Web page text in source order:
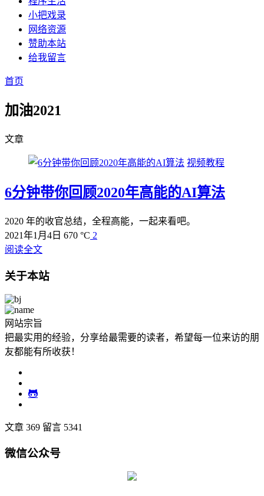
小把戏录
网络资源
赞助本站
给我留言
首页
加油2021
文章
视频教程
6分钟带你回顾2020年高能的AI算法
2020 年的收官总结，全程高能，一起来看吧。
2021年1月4日 670 °C 2
阅读全文
关于本站
网站宗旨
把最实用的经验，分享给最需要的读者，希望每一位来访的朋
友都能有所收获！
文章 369 留言 5341
微信公众号